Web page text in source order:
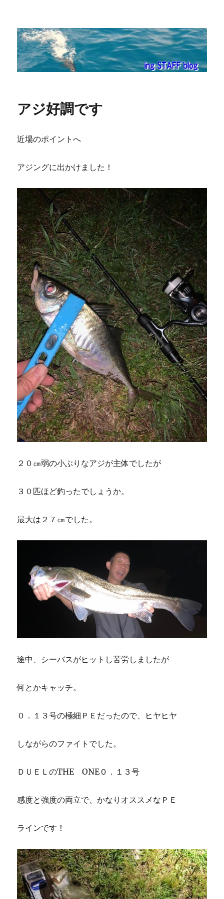
ing STAFF blog
アジ好調です
近場のポイントへ
アジングに出かけました！
２０㎝弱の小ぶりなアジが主体でしたが
３０匹ほど釣ったでしょうか。
最大は２７㎝でした。
途中、シーバスがヒットし苦労しましたが
何とかキャッチ。
０．１３号の極細ＰＥだったので、ヒヤヒヤ
しながらのファイトでした。
ＤＵＥＬのTHE ONE０．１３号
感度と強度の両立で、かなりオススメなＰＥ
ラインです！